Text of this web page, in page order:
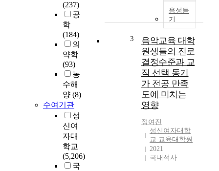
(237)
공
학
(184)
의
약학
(93)
농
수해
양 (8)
수여기관
성
신여
자대
학교
(5,206)
국
음성듣
기
3
음악교육 대학
원생들의 진로
결정수준과 교
직 선택 동기
가 전공 만족
도에 미치는
영향
정여진
성신여자대학
교 교육대학원
2021
국내석사